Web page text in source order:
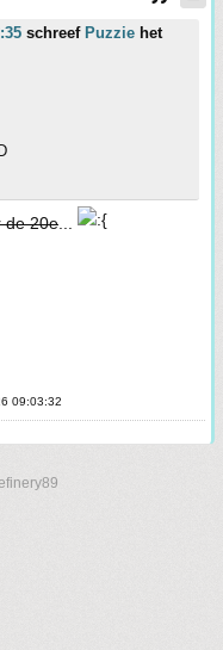
schreef Puzzie het
de 20e
09:03:32